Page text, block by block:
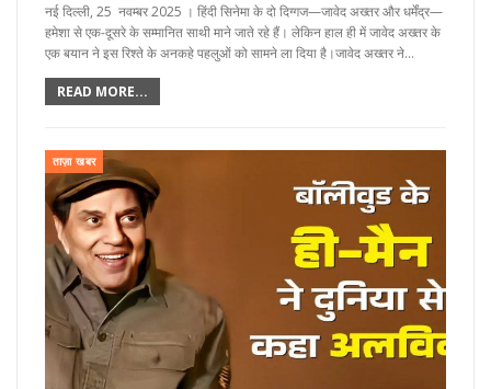
नई दिल्ली, 25 नवम्बर 2025 । हिंदी सिनेमा के दो दिग्गज—जावेद अख्तर और धर्मेंद्र—
हमेशा से एक-दूसरे के सम्मानित साथी माने जाते रहे हैं। लेकिन हाल ही में जावेद अख्तर के
एक बयान ने इस रिश्ते के अनकहे पहलुओं को सामने ला दिया है।जावेद अख्तर ने…
READ MORE...
ताज़ा खबर